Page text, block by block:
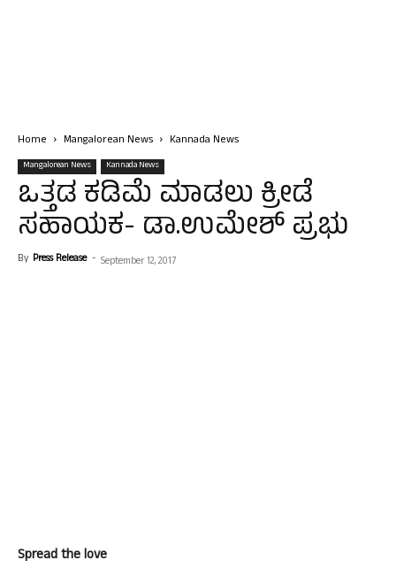
Home Mangalorean News Kannada News
Mangalorean News Kannada News
ಒತ್ತಡ ಕಡಿಮೆ ಮಾಡಲು ಕ್ರೀಡೆ
ಸಹಾಯಕ- ಡಾ.ಉಮೇಶ್ ಪ್ರಭು
By Press Release - September 12, 2017
Spread the love